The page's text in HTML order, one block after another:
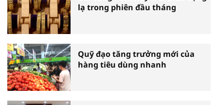
lạ trong phiên đầu tháng
Quỹ đạo tăng trưởng mới của
hàng tiêu dùng nhanh